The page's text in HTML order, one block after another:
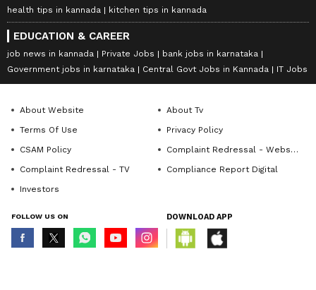
health tips in kannada
kitchen tips in kannada
EDUCATION & CAREER
job news in kannada Private Jobs
bank jobs in karnataka
Government jobs in karnataka
Central Govt Jobs in Kannada IT Jobs
About Website
About Tv
Terms Of Use
Privacy Policy
CSAM Policy
Complaint Redressal - Website
Complaint Redressal - TV
Compliance Report Digital
Investors
FOLLOW US ON DOWNLOAD APP